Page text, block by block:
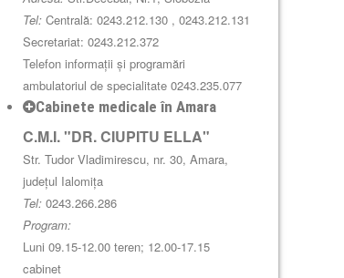
Tel:Centrală: 0243.212.130 , 0243.212.131
Secretariat: 0243.212.372
Telefon informații și programări
ambulatoriul de specialitate 0243.235.077
Cabinete medicale în Amara
C.M.I. "DR. CIUPITU ELLA"
Str. Tudor Vladimirescu, nr. 30, Amara,
județul Ialomița
Tel:0243.266.286
Program:
Luni 09.15-12.00 teren; 12.00-17.15
cabinet